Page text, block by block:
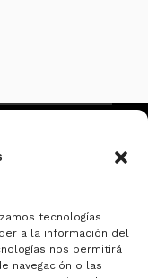
tecnologías
a la información del
nos permitirá
navegación o las